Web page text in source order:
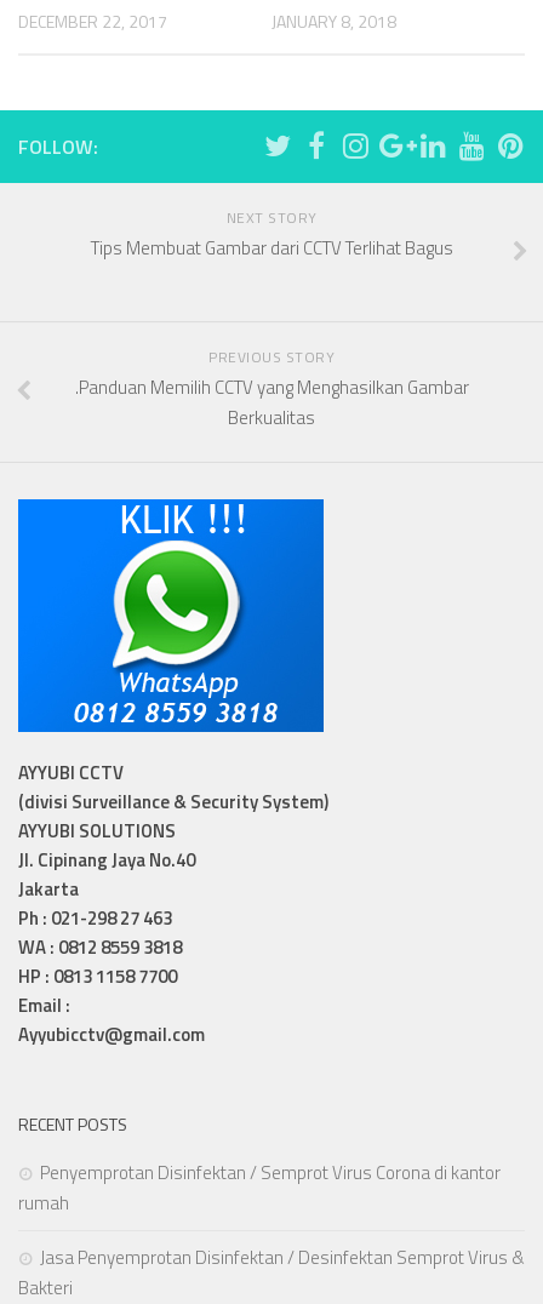
DECEMBER 22, 2017 JANUARY 8, 2018
FOLLOW:
NEXT STORY
Tips Membuat Gambar dari CCTV Terlihat Bagus
PREVIOUS STORY
.Panduan Memilih CCTV yang Menghasilkan Gambar
Berkualitas
AYYUBI CCTV
(divisi Surveillance & Security System)
AYYUBI SOLUTIONS
Jl. Cipinang Jaya No.40
Jakarta
Ph : 021-298 27 463
WA : 0812 8559 3818
HP : 0813 1158 7700
Email :
Ayyubicctv@gmail.com
RECENT POSTS
Penyemprotan Disinfektan / Semprot Virus Corona di kantor
rumah
Jasa Penyemprotan Disinfektan / Desinfektan Semprot Virus &
Bakteri